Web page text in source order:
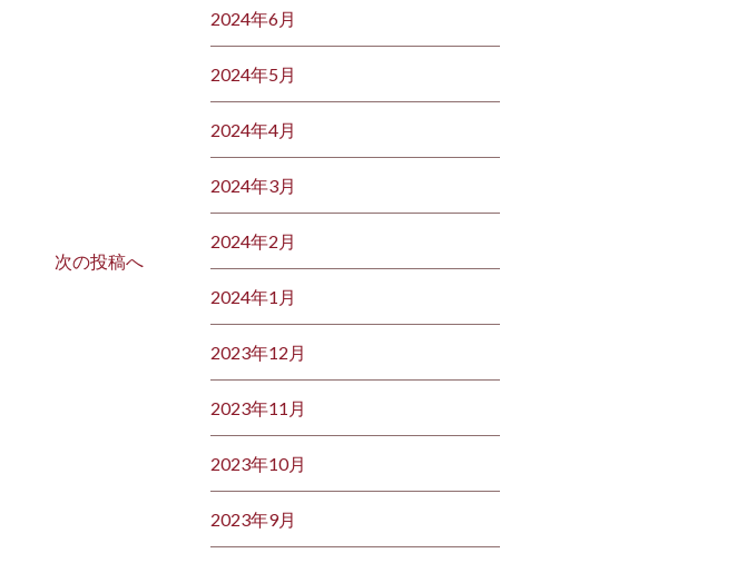
次の投稿へ
2024年6月
2024年5月
2024年4月
2024年3月
2024年2月
2024年1月
2023年12月
2023年11月
2023年10月
2023年9月